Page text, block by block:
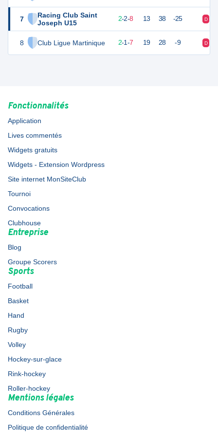
7
Racing Club Saint
Joseph U15
8 Club Ligue Martinique
19 2-2-8 13 38 -25 D
17 11 2-1-7 19 28 -9 D
Fonctionnalités
Application
Lives commentés
Widgets gratuits
Widgets - Extension Wordpress
Site internet MonSiteClub
Tournoi
Convocations
Clubhouse
Entreprise
Blog
Groupe Scorers
Sports
Football
Basket
Hand
Rugby
Volley
Hockey-sur-glace
Rink-hockey
Roller-hockey
Mentions légales
Conditions Générales
Politique de confidentialité